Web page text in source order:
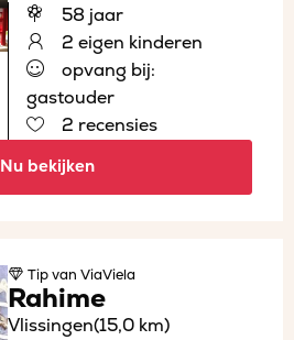
58 jaar
2 eigen kinderen
opvang bij:
gastouder
2 recensies
Nu bekijken
Tipvan ViaViela
Rahime
Vlissingen(15,0 km)